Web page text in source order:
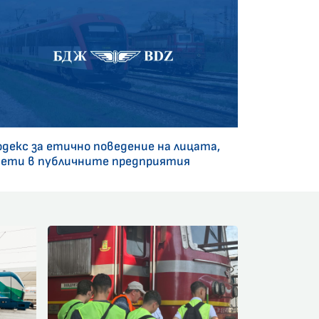
за етично поведение на лицата,
в публичните предприятия